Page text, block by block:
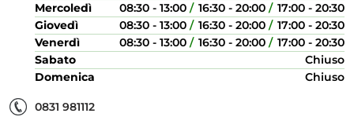
Mercoledì
08:30 - 13:00 16:30 - 20:00
17:00 - 20:30
Giovedì
08:30 - 13:00 16:30 - 20:00
17:00 - 20:30
Venerdì
08:30 - 13:00 16:30 - 20:00
17:00 - 20:30
Sabato
Chiuso
Domenica
Chiuso
0831 981112